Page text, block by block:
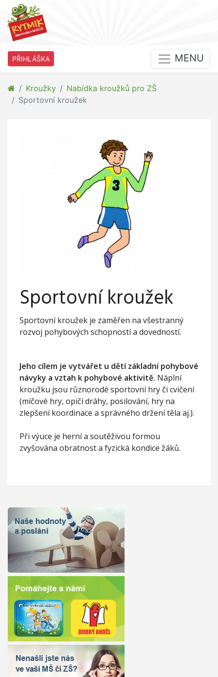
PŘIHLÁŠKA MENU
Kroužky
Nabídka kroužků pro ZŠ
Sportovní kroužek
Sportovní kroužek
Sportovní kroužek je zaměřen na všestranný
rozvoj pohybových schopností a dovedností.
Jeho cílem je vytvářet u dětí základní pohybové
návyky a vztah k pohybové aktivitě. Náplní
kroužku jsou různorodé sportovní hry či cvičení
(míčové hry, opičí dráhy, posilování, hry na
zlepšení koordinace a správného držení těla aj.).
Při výuce je herní a soutěživou formou
zvyšována obratnost a fyzická kondice žáků.